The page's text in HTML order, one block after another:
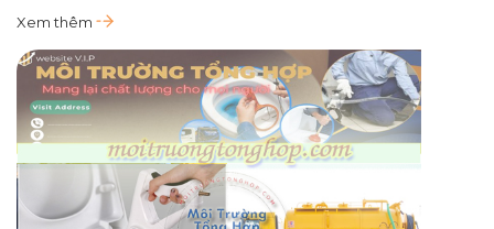
Xem thêm